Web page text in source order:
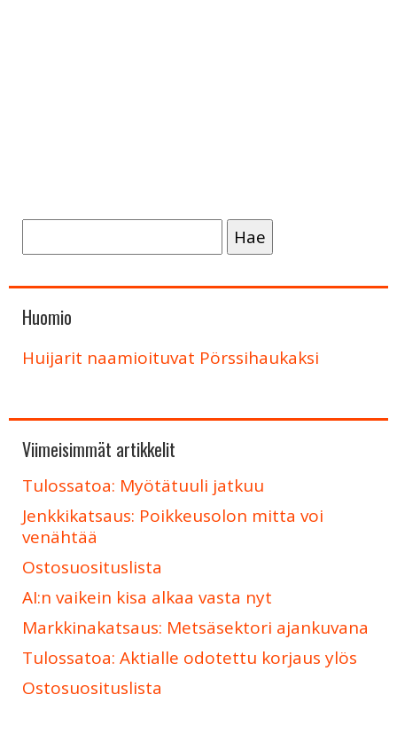
Huomio
Huijarit naamioituvat Pörssihaukaksi
Viimeisimmät artikkelit
Tulossatoa: Myötätuuli jatkuu
Jenkkikatsaus: Poikkeusolon mitta voi
venähtää
Ostosuosituslista
AI:n vaikein kisa alkaa vasta nyt
Markkinakatsaus: Metsäsektori ajankuvana
Tulossatoa: Aktialle odotettu korjaus ylös
Ostosuosituslista